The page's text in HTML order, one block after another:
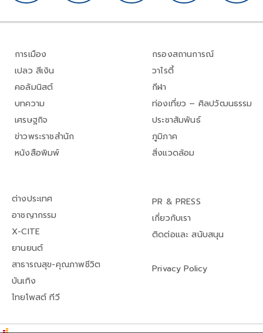
การเมือง
เปลว สีเงิน
คอลัมนิสต์
บทความ
เศรษฐกิจ
ข่าวพระราชสำนัก
หนังสือพิมพ์
กรองสถานการณ์
วาไรตี้
กีฬา
ท่องเที่ยว – ศิลปวัฒนธรรม
ประชาสัมพันธ์
ภูมิภาค
สิ่งแวดล้อม
ต่างประเทศ
อาชญากรรม
X-CITE
ยานยนต์
สาธารณสุข-คุณภาพชีวิต
บันเทิง
ไทยโพสต์ ทีวี
PR & PRESS
เกี่ยวกับเรา
ติดต่อและ สนับสนุน
Privacy Policy